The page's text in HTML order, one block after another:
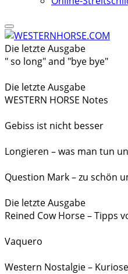
Die letzte Ausgabe
" so long" and "bye bye"
Die letzte Ausgabe
WESTERN HORSE Notes
Gebiss ist nicht besser
Longieren – was man tun
Question Mark – zu schön
Die letzte Ausgabe
Reined Cow Horse – Tipps
Vaquero
Western Nostalgie –